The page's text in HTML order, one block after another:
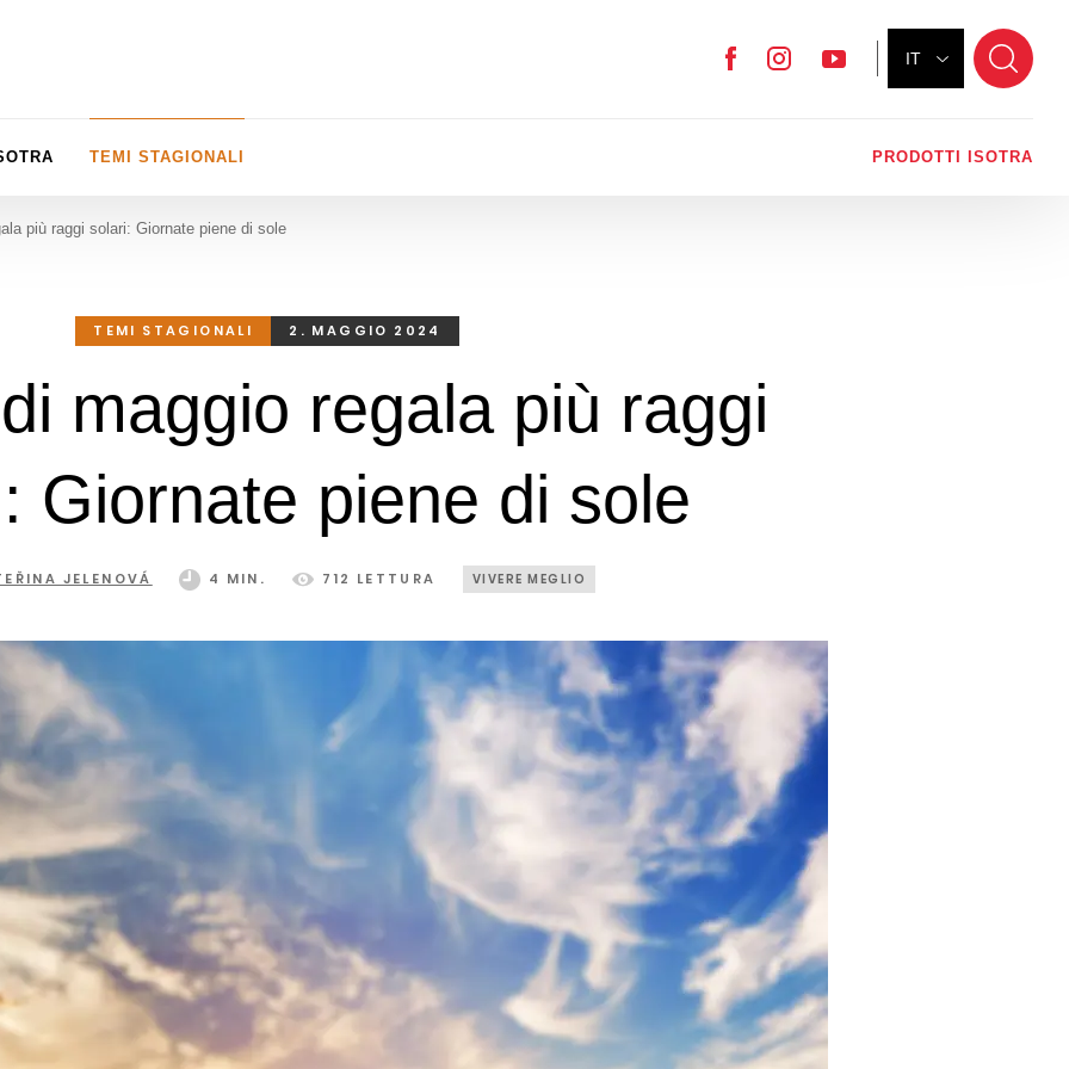
IT
YouTube
Instagram
Facebook
TEMI STAGIONALI PRODOTTI ISOTRA
più raggi solari: Giornate piene di sole
TEMI STAGIONALI 2. MAGGIO 2024
maggio regala più raggi
Giornate piene di sole
JELENOVÁ 4 MIN. 712 LETTURA VIVERE MEGLIO